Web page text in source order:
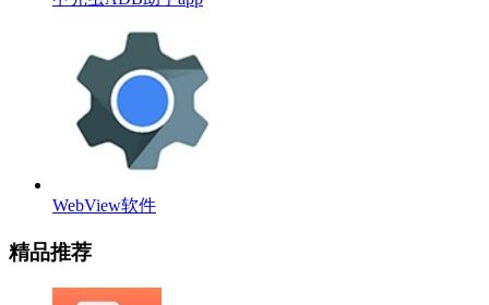
WebView软件
精品推荐